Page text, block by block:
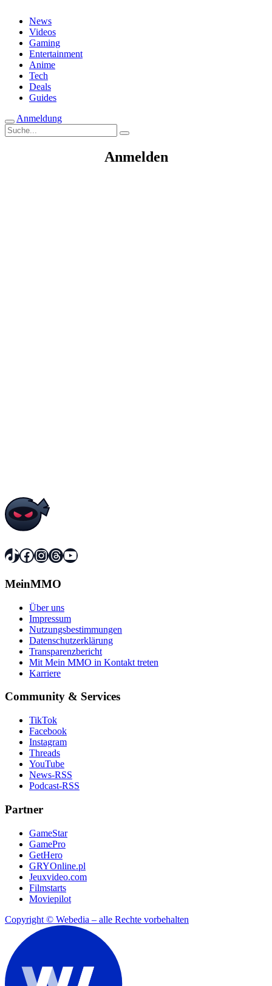
News
Videos
Gaming
Entertainment
Anime
Tech
Deals
Guides
Anmeldung
Suche
nach:
Anmelden
TikTok
Facebook
Instagram
Threads
YouTube
MeinMMO
Über uns
Impressum
Nutzungsbestimmungen
Datenschutzerklärung
Transparenzbericht
Mit Mein MMO in Kontakt treten
Karriere
Community & Services
TikTok
Facebook
Instagram
Threads
YouTube
News-RSS
Podcast-RSS
Partner
GameStar
GamePro
GetHero
GRYOnline.pl
Jeuxvideo.com
Filmstarts
Moviepilot
Copyright © Webedia – alle Rechte vorbehalten